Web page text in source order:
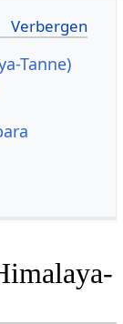
Tanne)